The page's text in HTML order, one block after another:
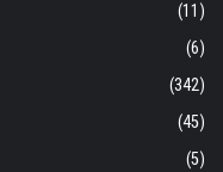
(11)
(6)
(342)
(45)
(5)